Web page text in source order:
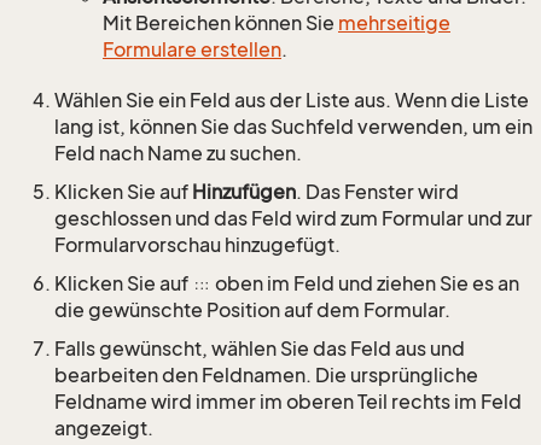
Mit Bereichen können Sie mehrseitige
Formulare erstellen.
Wählen Sie ein Feld aus der Liste aus. Wenn die Liste
lang ist, können Sie das Suchfeld verwenden, um ein
Feld nach Name zu suchen.
Klicken Sie auf Hinzufügen. Das Fenster wird
geschlossen und das Feld wird zum Formular und zur
Formularvorschau hinzugefügt.
Klicken Sie auf
oben im Feld und ziehen Sie es an
die gewünschte Position auf dem Formular.
Falls gewünscht, wählen Sie das Feld aus und
bearbeiten den Feldnamen. Die ursprüngliche
Feldname wird immer im oberen Teil rechts im Feld
angezeigt.